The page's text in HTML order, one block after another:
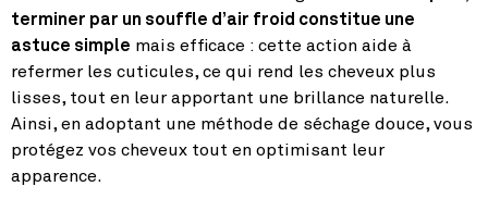
terminer par un souffle d’air froid constitue une
astuce simple mais efficace : cette action aide à
refermer les cuticules, ce qui rend les cheveux plus
lisses, tout en leur apportant une brillance naturelle.
Ainsi, en adoptant une méthode de séchage douce, vous
protégez vos cheveux tout en optimisant leur
apparence.